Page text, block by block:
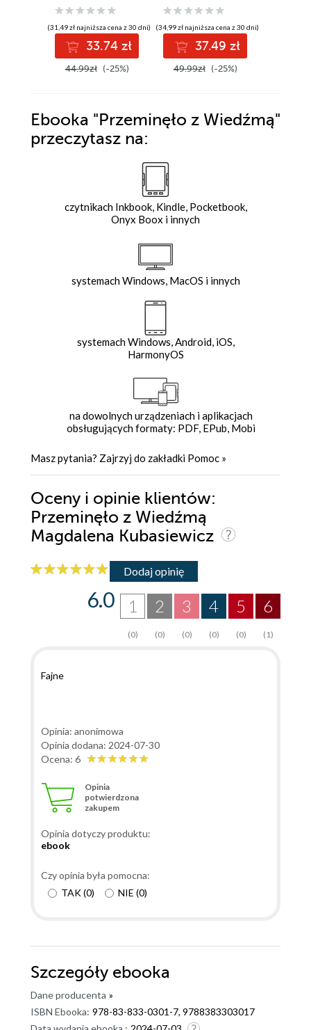
(31,49 zł najniższa cena z 30 dni)
33.74 zł
44.99zł (-25%)
świąteczna
(34,99 zł najniższa cena z 30 dni)
37.49 zł
49.99zł (-25%)
Ebooka "Przeminęło z Wiedźmą"
przeczytasz na:
czytnikach Inkbook, Kindle, Pocketbook,
Onyx Boox i innych
systemach Windows, MacOS i innych
systemach Windows, Android, iOS,
HarmonyOS
na dowolnych urządzeniach i aplikacjach
obsługujących formaty: PDF, EPub, Mobi
Masz pytania? Zajrzyj do zakładki Pomoc »
Oceny i opinie klientów:
Przeminęło z Wiedźmą
Magdalena Kubasiewicz
Dodaj opinię
6
(1)
5
(0)
4
(0)
3
(0)
2
(0)
1
(0)
6.0
Fajne
Opinia: anonimowa
Opinia dodana: 2024-07-30
Ocena: 6
Opinia
potwierdzona
zakupem
Opinia dotyczy produktu:
ebook
Czy opinia była pomocna:
TAK(0) NIE (0)
Szczegóły ebooka
Dane producenta »
ISBN Ebooka: 978-83-833-0301-7, 9788383303017